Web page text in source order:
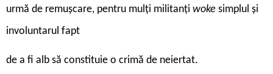
urmă de remușcare, pentru mulți militanți woke simplul și
involuntarul fapt
de a fi alb să constituie o crimă de neiertat.